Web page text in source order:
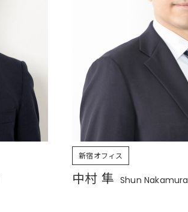
新宿オフィス
中村 隼 Shun Nakamura